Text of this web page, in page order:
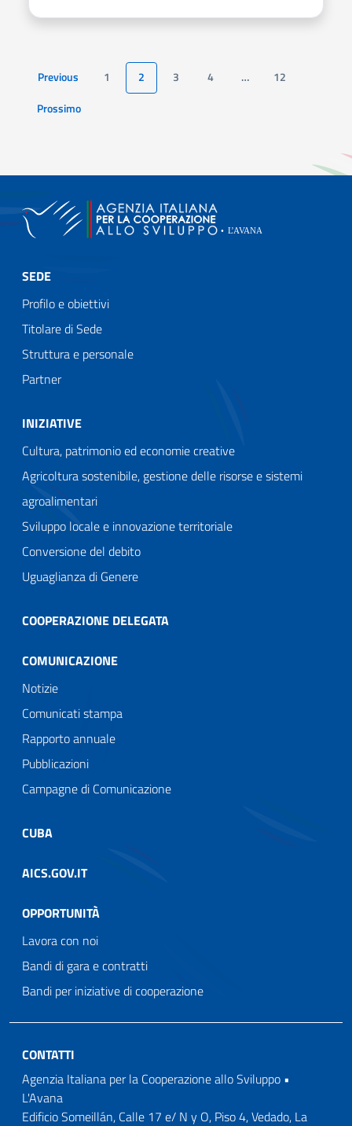
Page
Previous 1 2 3 4 … 12
Page
Prossimo
SEDE
Profilo e obiettivi
Titolare di Sede
Struttura e personale
Partner
INIZIATIVE
Cultura, patrimonio ed economie creative
Agricoltura sostenibile, gestione delle risorse e sistemi
agroalimentari
Sviluppo locale e innovazione territoriale
Conversione del debito
Uguaglianza di Genere
COOPERAZIONE DELEGATA
COMUNICAZIONE
Notizie
Comunicati stampa
Rapporto annuale
Pubblicazioni
Campagne di Comunicazione
CUBA
AICS.GOV.IT
OPPORTUNITÀ
Lavora con noi
Bandi di gara e contratti
Bandi per iniziative di cooperazione
CONTATTI
Agenzia Italiana per la Cooperazione allo Sviluppo •
L'Avana
Edificio Someillán, Calle 17 e/ N y O, Piso 4, Vedado, La